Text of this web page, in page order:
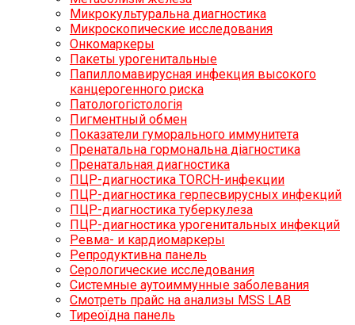
Микрокультуральна диагностика
Микроскопические исследования
Онкомаркеры
Пакеты урогенитальные
Папилломавирусная инфекция высокого
канцерогенного риска
Патологогістологія
Пигментный обмен
Показатели гуморального иммунитета
Пренатальна гормональна діагностика
Пренатальная диагностика
ПЦР-диагностика TORCH-инфекции
ПЦР-диагностика герпесвирусных инфекций
ПЦР-диагностика туберкулеза
ПЦР-диагностика урогенитальных инфекций
Ревма- и кардиомаркеры
Репродуктивна панель
Серологические исследования
Системные аутоиммунные заболевания
Смотреть прайс на анализы MSS LAB
Тиреоїдна панель